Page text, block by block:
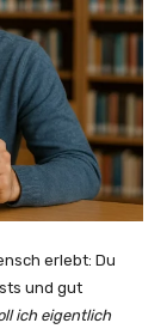
erlebt: Du
und gut
ich eigentlich